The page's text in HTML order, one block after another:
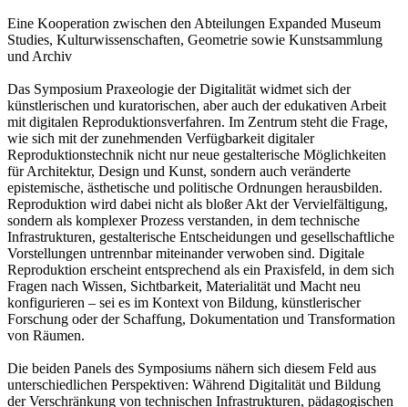
Eine Kooperation zwischen den Abteilungen Expanded Museum
Studies, Kulturwissenschaften, Geometrie sowie Kunstsammlung
und Archiv
Das Symposium Praxeologie der Digitalität widmet sich der
künstlerischen und kuratorischen, aber auch der edukativen Arbeit
mit digitalen Reproduktionsverfahren. Im Zentrum steht die Frage,
wie sich mit der zunehmenden Verfügbarkeit digitaler
Reproduktionstechnik nicht nur neue gestalterische Möglichkeiten
für Architektur, Design und Kunst, sondern auch veränderte
epistemische, ästhetische und politische Ordnungen herausbilden.
Reproduktion wird dabei nicht als bloßer Akt der Vervielfältigung,
sondern als komplexer Prozess verstanden, in dem technische
Infrastrukturen, gestalterische Entscheidungen und gesellschaftliche
Vorstellungen untrennbar miteinander verwoben sind. Digitale
Reproduktion erscheint entsprechend als ein Praxisfeld, in dem sich
Fragen nach Wissen, Sichtbarkeit, Materialität und Macht neu
konfigurieren – sei es im Kontext von Bildung, künstlerischer
Forschung oder der Schaffung, Dokumentation und Transformation
von Räumen.
Die beiden Panels des Symposiums nähern sich diesem Feld aus
unterschiedlichen Perspektiven: Während Digitalität und Bildung
der Verschränkung von technischen Infrastrukturen, pädagogischen